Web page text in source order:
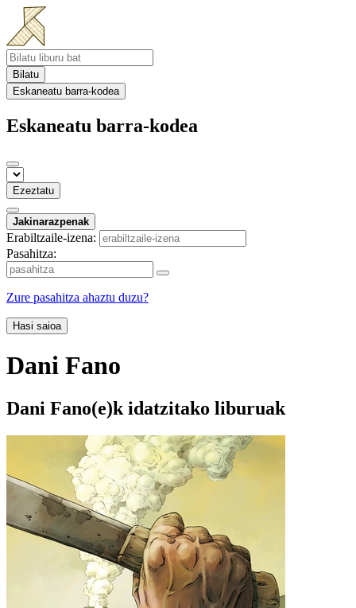
Bilatu
Eskaneatu barra-kodea
Eskaneatu barra-kodea
Ezeztatu
Jakinarazpenak
Erabiltzaile-izena:
Pasahitza:
Zure pasahitza ahaztu duzu?
Hasi saioa
Dani Fano
Dani Fano(e)k idatzitako liburuak